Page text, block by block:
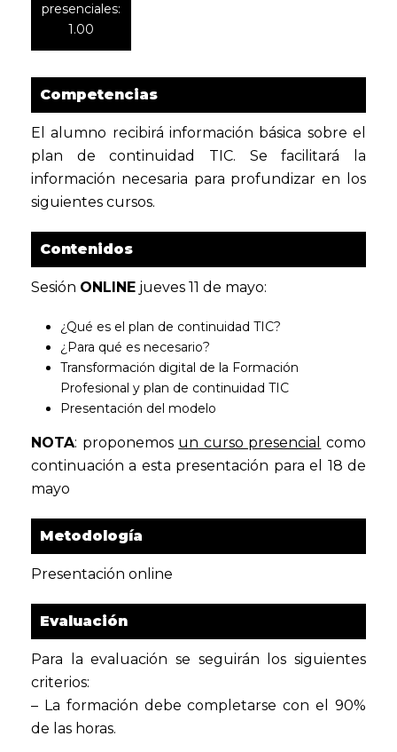
presenciales:
1.00
Competencias
El alumno recibirá información básica sobre el
plan de continuidad TIC. Se facilitará la
información necesaria para profundizar en los
siguientes cursos.
Contenidos
Sesión ONLINE jueves 11 de mayo:
¿Qué es el plan de continuidad TIC?
¿Para qué es necesario?
Transformación digital de la Formación
Profesional y plan de continuidad TIC
Presentación del modelo
NOTA: proponemos un curso presencial
como
continuación a esta presentación para el 18 de
mayo
Metodología
Presentación online
Evaluación
Para la evaluación se seguirán los siguientes
criterios:
– La formación debe completarse con el 90%
de las horas.